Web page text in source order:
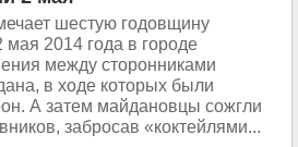
шестую годовщину
мая 2014 года в городе
между сторонниками
в ходе которых были
А затем майдановцы сожгли
забросав «коктейлями...